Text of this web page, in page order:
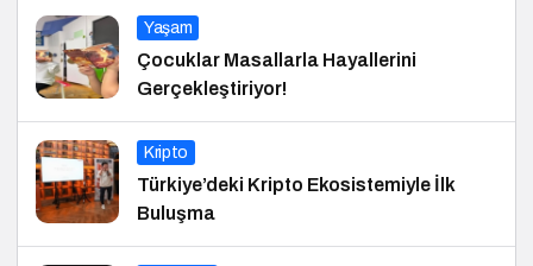
Yaşam
Çocuklar Masallarla Hayallerini
Gerçekleştiriyor!
Kripto
Türkiye’deki Kripto Ekosistemiyle İlk
Buluşma